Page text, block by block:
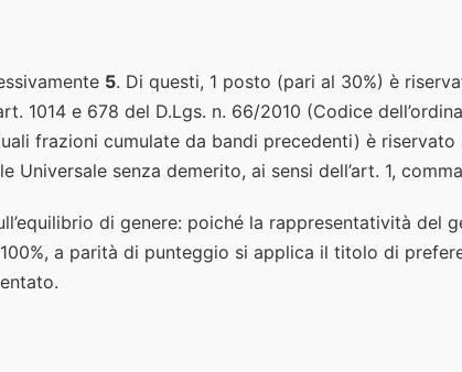
5. Di questi, 1 posto (pari al 30%) è
1014 e 678 del D.Lgs. n. 66/2010 (Codice
frazioni cumulate da bandi precedenti) è
Universale senza demerito, ai sensi dell’art. 1,
di genere: poiché la rappresentatività del
a parità di punteggio si applica il titolo di